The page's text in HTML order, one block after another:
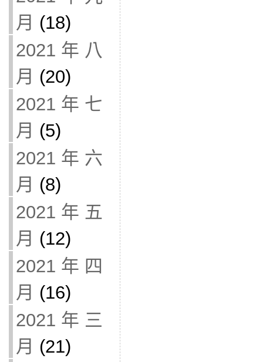
月 (18)
2021 年 八
月 (20)
2021 年 七
月 (5)
2021 年 六
月 (8)
2021 年 五
月 (12)
2021 年 四
月 (16)
2021 年 三
月 (21)